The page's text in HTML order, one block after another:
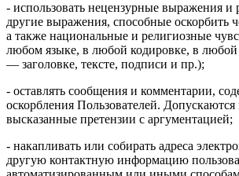
- использовать нецензурные выражения и
другие выражения, способные оскорбить
а также национальные и религиозные
любом языке, в любой кодировке, в
— заголовке, тексте, подписи и пр.);
- оставлять сообщения и комментарии,
оскорбления Пользователей. Допускаются
высказанные претензии с аргументацией;
- накапливать или собирать адреса
другую контактную информацию